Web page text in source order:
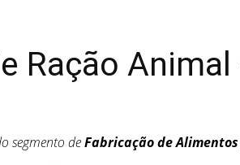
Ração
segmento deFabricação de